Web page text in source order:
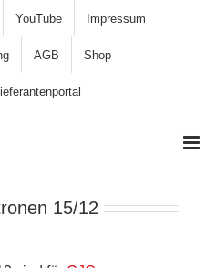
YouTube Impressum
AGB Shop
15/12